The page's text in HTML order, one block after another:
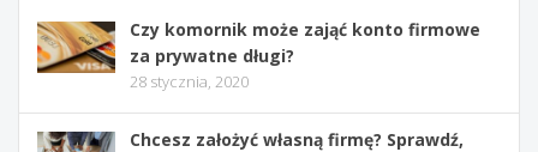
Czy komornik może zająć konto firmowe
za prywatne długi?
28 stycznia, 2020
Chcesz założyć własną firmę? Sprawdź,